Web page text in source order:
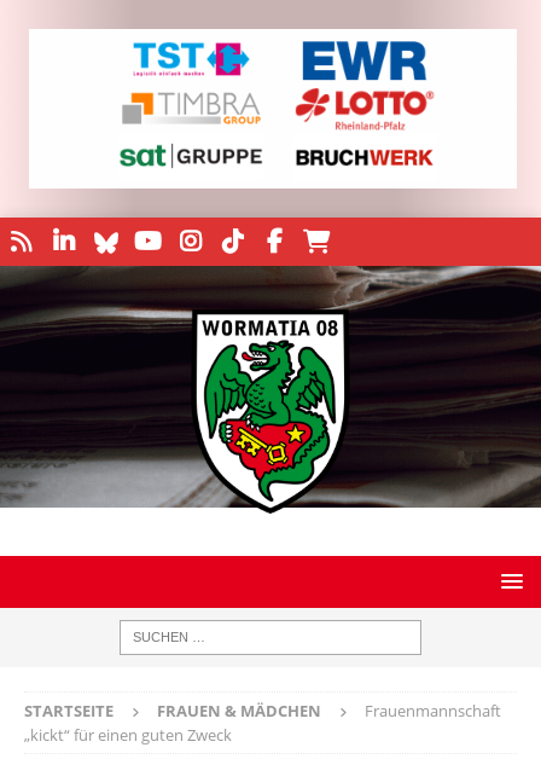
STARTSEITE FRAUEN & MÄDCHEN
Frauenmannschaft
„kickt“ für einen guten Zweck